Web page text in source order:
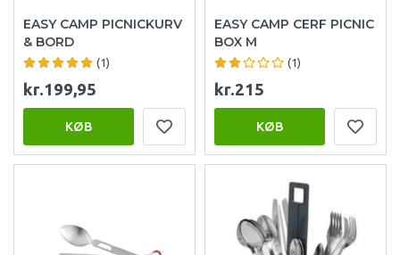
EASY CAMP PICNICKURV
& BORD
(1)
kr.199,95
KØB
EASY CAMP CERF PICNIC
BOX M
(1)
kr.215
KØB